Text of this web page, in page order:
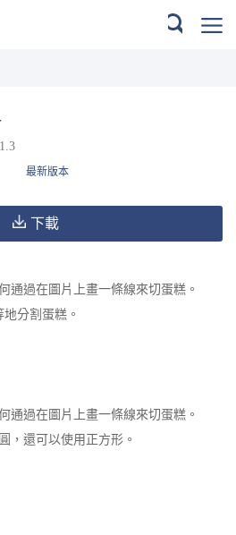
1.3
最新版本
下載
通過在圖片上畫一條線來切蛋糕。
分割蛋糕。
通過在圖片上畫一條線來切蛋糕。
，還可以使用正方形。